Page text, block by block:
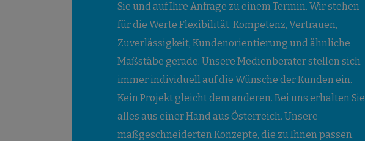
Sie und auf Ihre Anfrage zu einem Termin. Wir stehen
für die Werte Flexibilität, Kompetenz, Vertrauen,
Zuverlässigkeit, Kundenorientierung und ähnliche
Maßstäbe gerade. Unsere Medienberater stellen sich
immer individuell auf die Wünsche der Kunden ein.
Kein Projekt gleicht dem anderen. Bei uns erhalten Sie
alles aus einer Hand aus Österreich. Unsere
maßgeschneiderten Konzepte, die zu Ihnen passen,